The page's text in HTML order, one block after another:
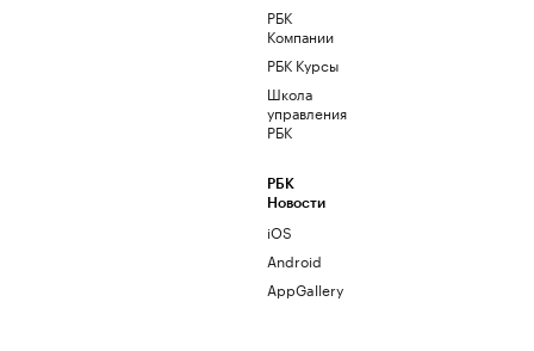
РБК
Компании
РБК Курсы
Школа
управления
РБК
РБК
Новости
iOS
Android
AppGallery